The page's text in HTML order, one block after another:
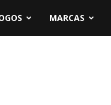
MARCAS